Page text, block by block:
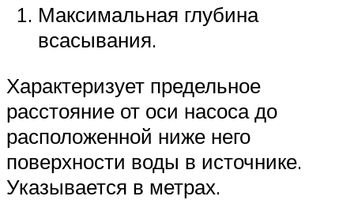
Максимальная глубина
всасывания.
Характеризует предельное
расстояние от оси насоса до
расположенной ниже него
поверхности воды в источнике.
Указывается в метрах.